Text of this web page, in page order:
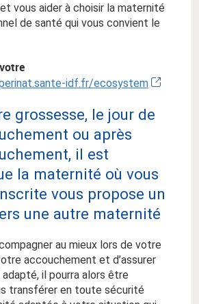
vous aider à choisir la maternité
de santé qui vous convient le
idf.fr/ecosystem
grossesse, le jour de
ou après
il est
la maternité où vous
vous propose un
une autre maternité
au mieux lors de votre
accouchement et d’assurer
adapté, il pourra alors être
transférer en toute sécurité